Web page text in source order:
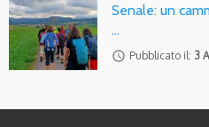
Senale: un
…
access_time Pubblicato il: 3